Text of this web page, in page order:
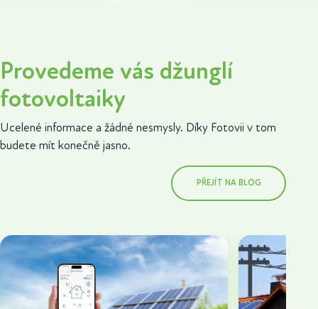
Provedeme vás džunglí
fotovoltaiky
Ucelené informace a žádné nesmysly. Díky Fotovii v tom
budete mít konečně jasno.
PŘEJÍT NA BLOG